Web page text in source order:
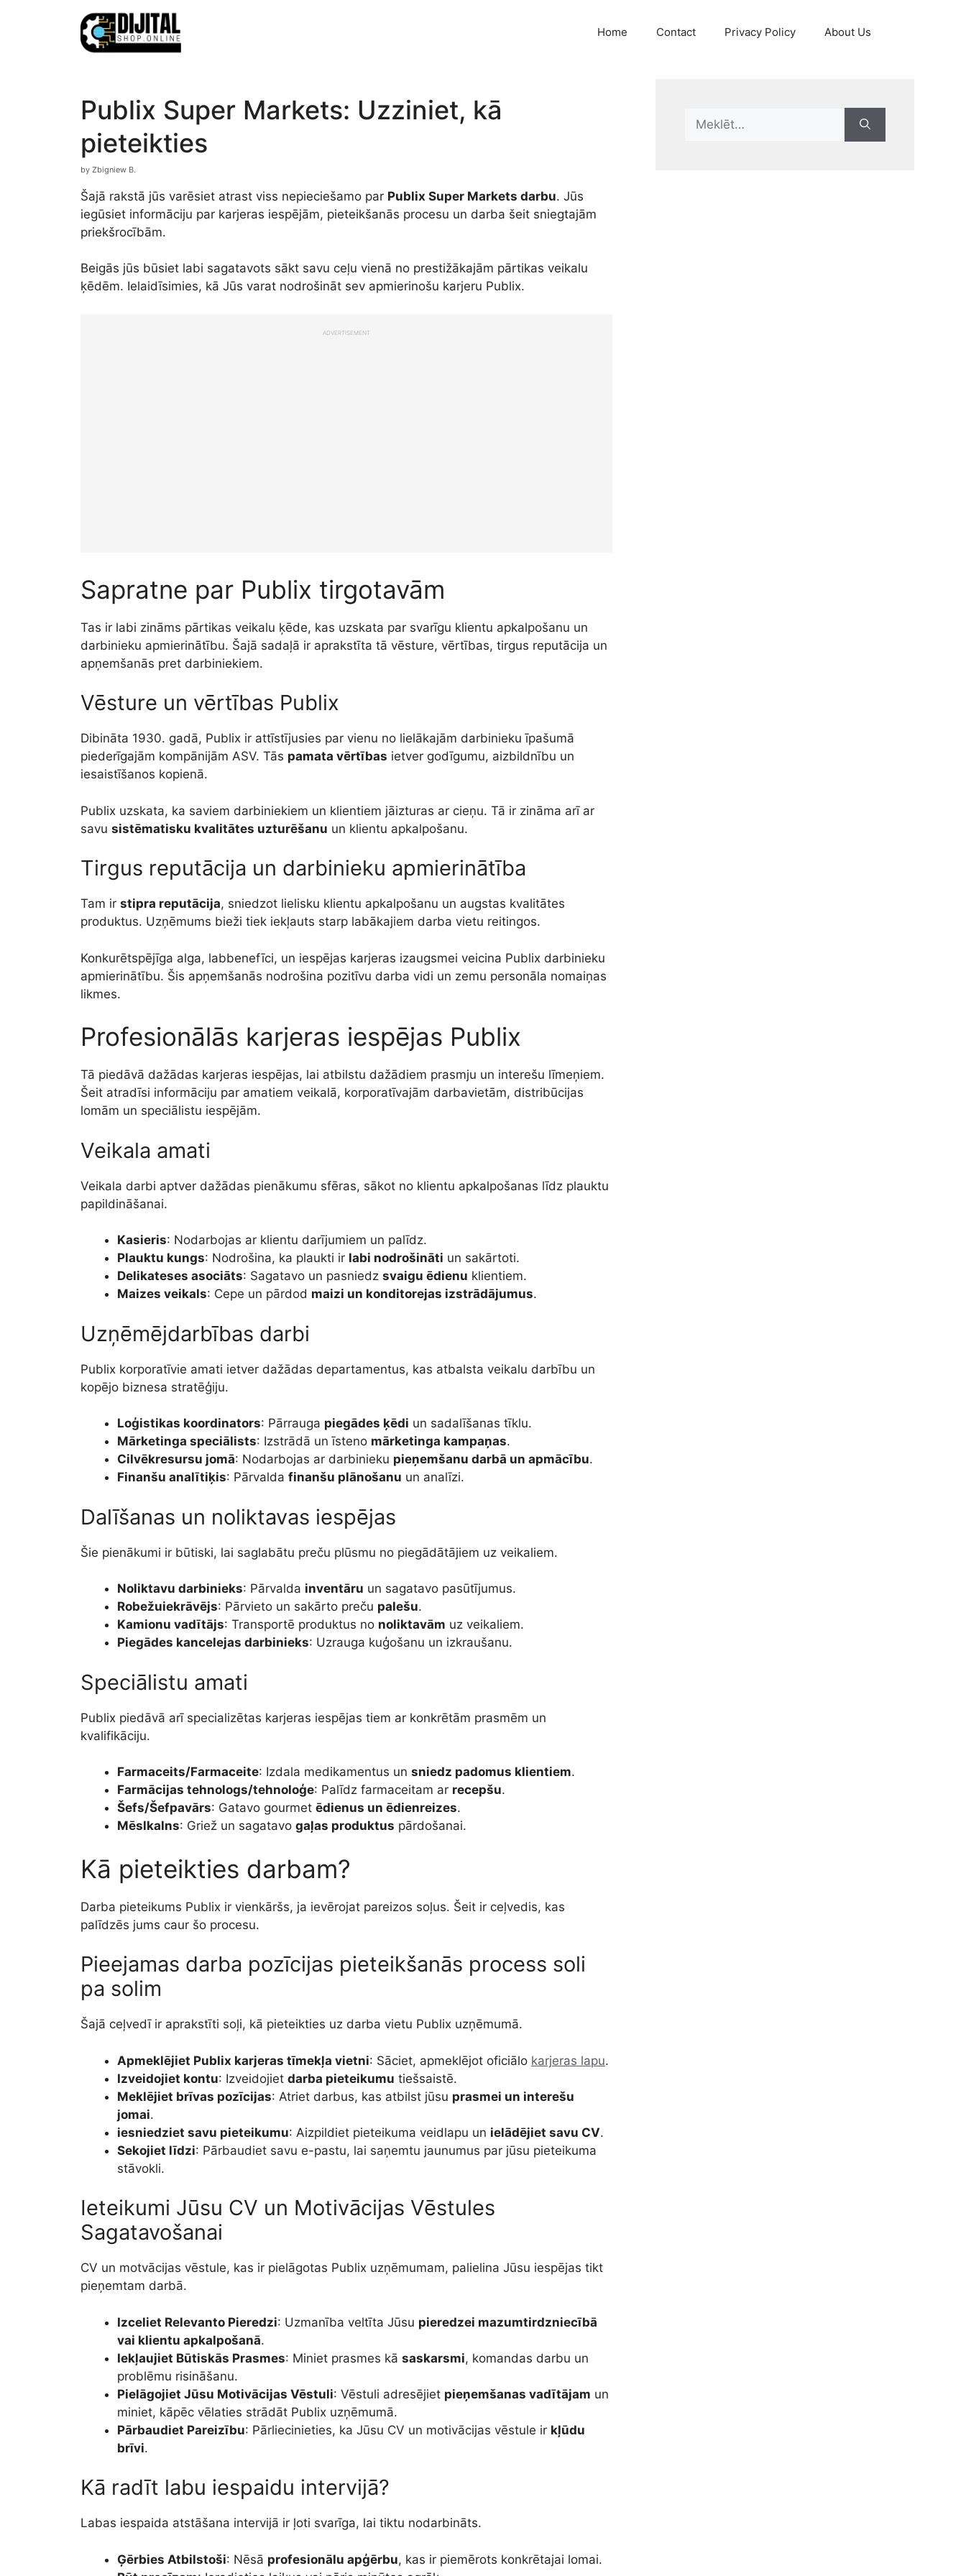
Home Contact Privacy Policy About Us
Publix Super Markets: Uzziniet, kā
pieteikties
by Zbigniew B.
Šajā rakstā jūs varēsiet atrast viss nepieciešamo par Publix Super Markets darbu. Jūs
iegūsiet informāciju par karjeras iespējām, pieteikšanās procesu un darba šeit sniegtajām
priekšrocībām.
Beigās jūs būsiet labi sagatavots sākt savu ceļu vienā no prestižākajām pārtikas veikalu
ķēdēm. Ielaidīsimies, kā Jūs varat nodrošināt sev apmierinošu karjeru Publix.
ADVERTISEMENT
Sapratne par Publix tirgotavām
Tas ir labi zināms pārtikas veikalu ķēde, kas uzskata par svarīgu klientu apkalpošanu un
darbinieku apmierinātību. Šajā sadaļā ir aprakstīta tā vēsture, vērtības, tirgus reputācija un
apņemšanās pret darbiniekiem.
Vēsture un vērtības Publix
Dibināta 1930. gadā, Publix ir attīstījusies par vienu no lielākajām darbinieku īpašumā
piederīgajām kompānijām ASV. Tās pamata vērtības ietver godīgumu, aizbildnību un
iesaistīšanos kopienā.
Publix uzskata, ka saviem darbiniekiem un klientiem jāizturas ar cieņu. Tā ir zināma arī ar
savu sistēmatisku kvalitātes uzturēšanu un klientu apkalpošanu.
Tirgus reputācija un darbinieku apmierinātība
Tam ir stipra reputācija, sniedzot lielisku klientu apkalpošanu un augstas kvalitātes
produktus. Uzņēmums bieži tiek iekļauts starp labākajiem darba vietu reitingos.
Konkurētspējīga alga, labbenefīci, un iespējas karjeras izaugsmei veicina Publix darbinieku
apmierinātību. Šis apņemšanās nodrošina pozitīvu darba vidi un zemu personāla nomaiņas
likmes.
Profesionālās karjeras iespējas Publix
Tā piedāvā dažādas karjeras iespējas, lai atbilstu dažādiem prasmju un interešu līmeņiem.
Šeit atradīsi informāciju par amatiem veikalā, korporatīvajām darbavietām, distribūcijas
lomām un speciālistu iespējām.
Veikala amati
Veikala darbi aptver dažādas pienākumu sfēras, sākot no klientu apkalpošanas līdz plauktu
papildināšanai.
Kasieris: Nodarbojas ar klientu darījumiem un palīdz.
Plauktu kungs: Nodrošina, ka plaukti ir labi nodrošināti un sakārtoti.
Delikateses asociāts: Sagatavo un pasniedz svaigu ēdienu klientiem.
Maizes veikals: Cepe un pārdod maizi un konditorejas izstrādājumus.
Uzņēmējdarbības darbi
Publix korporatīvie amati ietver dažādas departamentus, kas atbalsta veikalu darbību un
kopējo biznesa stratēģiju.
Loģistikas koordinators: Pārrauga piegādes ķēdi un sadalīšanas tīklu.
Mārketinga speciālists: Izstrādā un īsteno mārketinga kampaņas.
Cilvēkresursu jomā: Nodarbojas ar darbinieku pieņemšanu darbā un apmācību.
Finanšu analītiķis: Pārvalda finanšu plānošanu un analīzi.
Dalīšanas un noliktavas iespējas
Šie pienākumi ir būtiski, lai saglabātu preču plūsmu no piegādātājiem uz veikaliem.
Noliktavu darbinieks: Pārvalda inventāru un sagatavo pasūtījumus.
Robežuiekrāvējs: Pārvieto un sakārto preču palešu.
Kamionu vadītājs: Transportē produktus no noliktavām uz veikaliem.
Piegādes kancelejas darbinieks: Uzrauga kuģošanu un izkraušanu.
Speciālistu amati
Publix piedāvā arī specializētas karjeras iespējas tiem ar konkrētām prasmēm un
kvalifikāciju.
Farmaceits/Farmaceite: Izdala medikamentus un sniedz padomus klientiem.
Farmācijas tehnologs/tehnoloģe: Palīdz farmaceitam ar recepšu.
Šefs/Šefpavārs: Gatavo gourmet ēdienus un ēdienreizes.
Mēslkalns: Griež un sagatavo gaļas produktus pārdošanai.
Kā pieteikties darbam?
Darba pieteikums Publix ir vienkāršs, ja ievērojat pareizos soļus. Šeit ir ceļvedis, kas
palīdzēs jums caur šo procesu.
Pieejamas darba pozīcijas pieteikšanās process soli
pa solim
Šajā ceļvedī ir aprakstīti soļi, kā pieteikties uz darba vietu Publix uzņēmumā.
Apmeklējiet Publix karjeras tīmekļa vietni: Sāciet, apmeklējot oficiālo karjeras lapu.
Izveidojiet kontu: Izveidojiet darba pieteikumu tiešsaistē.
Meklējiet brīvas pozīcijas: Atriet darbus, kas atbilst jūsu prasmei un interešu
jomai.
iesniedziet savu pieteikumu: Aizpildiet pieteikuma veidlapu un ielādējiet savu CV.
Sekojiet līdzi: Pārbaudiet savu e-pastu, lai saņemtu jaunumus par jūsu pieteikuma
stāvokli.
Ieteikumi Jūsu CV un Motivācijas Vēstules
Sagatavošanai
CV un motvācijas vēstule, kas ir pielāgotas Publix uzņēmumam, palielina Jūsu iespējas tikt
pieņemtam darbā.
Izceliet Relevanto Pieredzi: Uzmanība veltīta Jūsu pieredzei mazumtirdzniecībā
vai klientu apkalpošanā.
Iekļaujiet Būtiskās Prasmes: Miniet prasmes kā saskarsmi, komandas darbu un
problēmu risināšanu.
Pielāgojiet Jūsu Motivācijas Vēstuli: Vēstuli adresējiet pieņemšanas vadītājam un
miniet, kāpēc vēlaties strādāt Publix uzņēmumā.
Pārbaudiet Pareizību: Pārliecinieties, ka Jūsu CV un motivācijas vēstule ir kļūdu
brīvi.
Kā radīt labu iespaidu intervijā?
Labas iespaida atstāšana intervijā ir ļoti svarīga, lai tiktu nodarbināts.
Ģērbies Atbilstoši: Nēsā profesionālu apģērbu, kas ir piemērots konkrētajai lomai.
Search